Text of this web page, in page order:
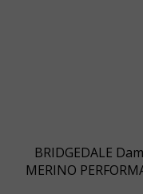
BRIDGEDALE
MERINO